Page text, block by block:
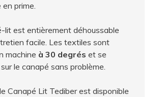
prime.
lit est entièrement déhoussable
facile. Les textiles sont
machine à 30 degrés et se
le canapé sans problème.
Canapé Lit Tediber est disponible